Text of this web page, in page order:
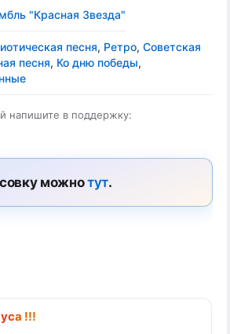
!!!
"Красная Звезда"
песня, Ретро, Советская
песня, Ко дню победы,
напишите в поддержку:
можнотут.